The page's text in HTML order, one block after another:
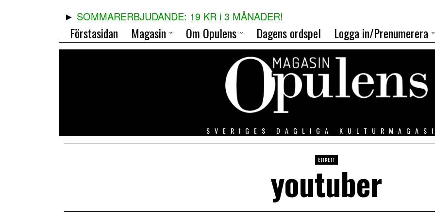
SOMMARERBJUDANDE: 19 KR i 3 MÅNADER!
Förstasidan Magasin Om Opulens Dagens ordspel Logga in/Prenumerera
SVERIGES DAGLIGA
ETIKETT
youtuber